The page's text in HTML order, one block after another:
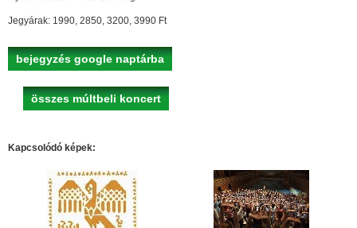
Jegyárak: 1990, 2850, 3200, 3990 Ft
bejegyzés google naptárba
összes múltbeli koncert
Kapcsolódó képek: